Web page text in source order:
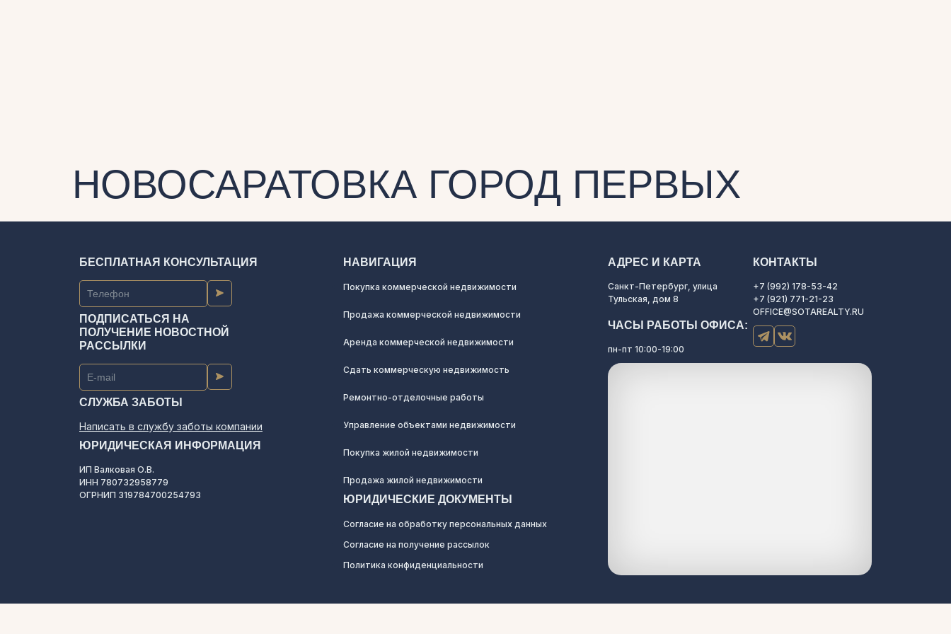
НОВОСАРАТОВКА ГОРОД ПЕРВЫХ
БЕСПЛАТНАЯ КОНСУЛЬТАЦИЯ
ПОДПИСАТЬСЯ НА
ПОЛУЧЕНИЕ НОВОСТНОЙ
РАССЫЛКИ
СЛУЖБА ЗАБОТЫ
Написать в службу заботы компании
ЮРИДИЧЕСКАЯ ИНФОРМАЦИЯ
ИП Валковая О.В.
ИНН 780732958779
ОГРНИП 319784700254793
НАВИГАЦИЯ
Покупка коммерческой недвижимости
Продажа коммерческой недвижимости
Аренда коммерческой недвижимости
Сдать коммерческую недвижимость
Ремонтно-отделочные работы
Управление объектами недвижимости
Покупка жилой недвижимости
Продажа жилой недвижимости
ЮРИДИЧЕСКИЕ ДОКУМЕНТЫ
Согласие на обработку персональных данных
Согласие на получение рассылок
Политика конфиденциальности
АДРЕС И КАРТА
Санкт-Петербург, улица
Тульская, дом 8
ЧАСЫ РАБОТЫ ОФИСА:
пн-пт 10:00-19:00
КОНТАКТЫ
+7 (992) 178-53-42
+7 (921) 771-21-23
OFFICE@SOTAREALTY.RU